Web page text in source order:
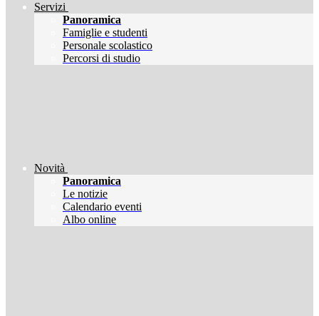
Servizi
Panoramica
Famiglie e studenti
Personale scolastico
Percorsi di studio
Novità
Panoramica
Le notizie
Calendario eventi
Albo online